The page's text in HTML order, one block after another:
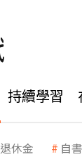
持續學習
退休金 自